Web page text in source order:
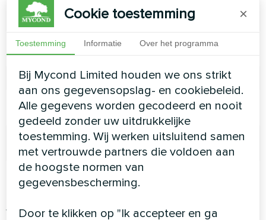
luchtvochtigheid
Elektriciteit
Niet nodig
156-200 W (afhankelijk
Geluid
Geluidsloos
36-38 dBA
Toepassing
Kasten,
bergingen, auto’s
Woonruimtes,
badkamers, kelders
Effectiviteit tegen
schimmel
Laag, alleen
lokaal
Hoog, voor de hele
ruimte
Praktische voorbeelden
van gebruik
Cookie toestemming ×
Toestemming Informatie Over het programma
Bij Mycond Limited houden we ons strikt
aan ons gegevensopslag- en cookiebeleid.
Alle gegevens worden gecodeerd en nooit
gedeeld zonder uw uitdrukkelijke
toestemming. Wij werken uitsluitend samen
met vertrouwde partners die voldoen aan
de hoogste normen van
gegevensbescherming.
Door te klikken op "Ik accepteer en ga